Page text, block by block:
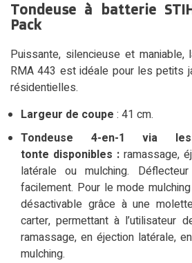
Tondeuse à batterie
Pack
Puissante, silencieuse et
RMA 443 est idéale pour les petits
résidentielles.
Largeur de coupe : 41 cm.
Tondeuse 4-en-1 via
tonte disponibles : ramassage,
latérale ou mulching.
facilement. Pour le mode
désactivable grâce à une
carter, permettant à l’utilisateur
ramassage, en éjection latérale,
mulching.